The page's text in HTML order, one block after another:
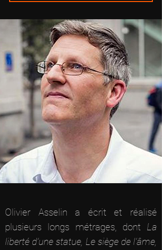
Olivier Asselin a écrit et réalisé
plusieurs longs métrages, dont La
liberté d’une statue, Le siège de l’âme,